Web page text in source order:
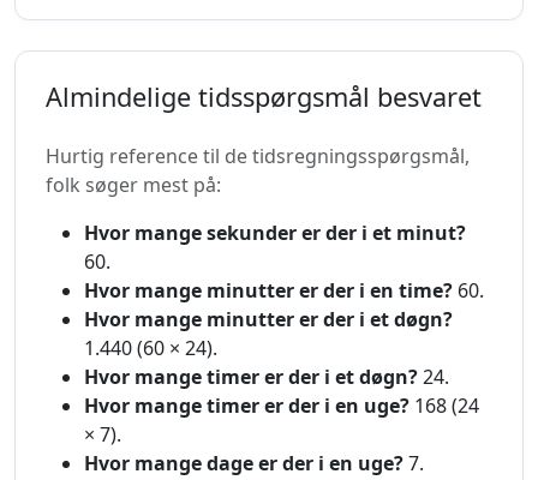
Almindelige tidsspørgsmål besvaret
Hurtig reference til de tidsregningsspørgsmål,
folk søger mest på:
Hvor mange sekunder er der i et minut?
60.
Hvor mange minutter er der i en time? 60.
Hvor mange minutter er der i et døgn?
1.440 (60 × 24).
Hvor mange timer er der i et døgn?24.
Hvor mange timer er der i en uge? 168 (24
× 7).
Hvor mange dage er der i en uge?7.